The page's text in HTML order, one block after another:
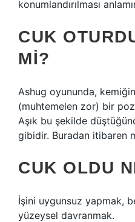
konumlandırılması
CUK
MI?
Ashug oyununda,
(muhtemelen zor) bir
Aşık bu şekilde
gibidir. Buradan itibaren
CUK OLDU
İşini uygunsuz yapmak,
yüzeysel davranmak.